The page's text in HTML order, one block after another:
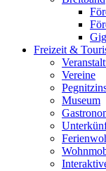
Freizeit &
Vereine
Museum